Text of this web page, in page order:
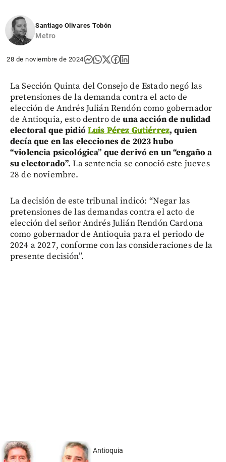
Santiago Olivares Tobón
Metro
28 de noviembre de 2024
La Sección Quinta del Consejo de Estado negó las
pretensiones de la demanda contra el acto de
elección de Andrés Julián Rendón como gobernador
de Antioquia, esto dentro deuna acción de nulidad
electoral que pidió Luis Pérez Gutiérrez, quien
decía que en las elecciones de 2023 hubo
“violencia psicológica” que derivó en un “engaño a
su electorado”.La sentencia se conoció este jueves
28 de noviembre.
La decisión de este tribunal indicó: “Negar las
pretensiones de las demandas contra el acto de
elección del señor Andrés Julián Rendón Cardona
como gobernador de Antioquia para el periodo de
2024 a 2027, conforme con las consideraciones de la
presente decisión”.
Antioquia